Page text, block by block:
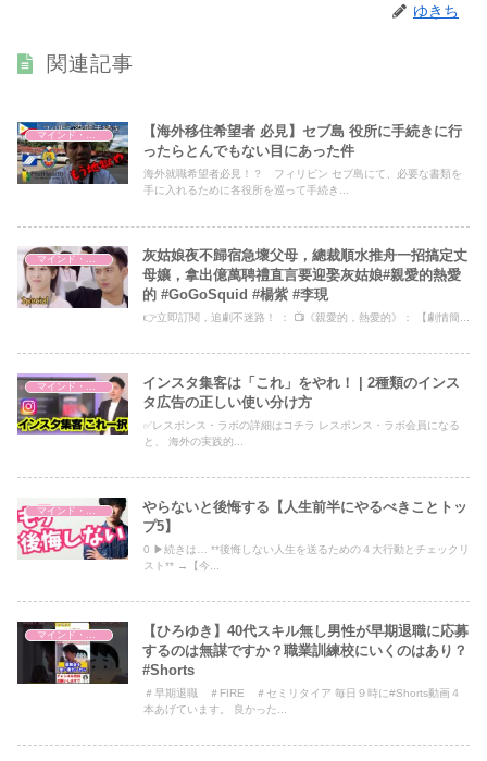
ゆきち
関連記事
マインド・哲学
【海外移住希望者 必見】セブ島 役所に手続きに行
ったらとんでもない目にあった件
海外就職希望者必見！？ フィリピン セブ島にて、必要な書類を
手に入れるために各役所を巡って手続き...
マインド・哲学
灰姑娘夜不歸宿急壞父母，總裁順水推舟一招搞定丈
母孃，拿出億萬聘禮直言要迎娶灰姑娘#親愛的熱愛
的 #GoGoSquid #楊紫 #李現
👉立即訂閱，追劇不迷路！ ： 📺《親愛的，熱愛的》： 【劇情簡...
マインド・哲学
インスタ集客は「これ」をやれ！ | 2種類のインス
タ広告の正しい使い分け方
✅レスポンス・ラボの詳細はコチラ レスポンス・ラボ会員になる
と、 海外の実践的...
マインド・哲学
やらないと後悔する【人生前半にやるべきことトッ
プ5】
0 ▶︎続きは… **後悔しない人生を送るための４大行動とチェックリ
スト** →【今...
マインド・哲学
【ひろゆき】40代スキル無し男性が早期退職に応募
するのは無謀ですか？職業訓練校にいくのはあり？
#Shorts
＃早期退職 ＃FIRE ＃セミリタイア 毎日９時に#Shorts動画４
本あげています。 良かった...